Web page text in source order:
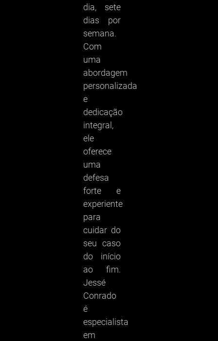
dia, sete
dias por
semana.
Com
uma
abordagem
personalizada
e
dedicação
integral,
ele
oferece
uma
defesa
forte e
experiente
para
cuidar do
seu caso
do início
ao fim.
Jessé
Conrado
é
especialista
em